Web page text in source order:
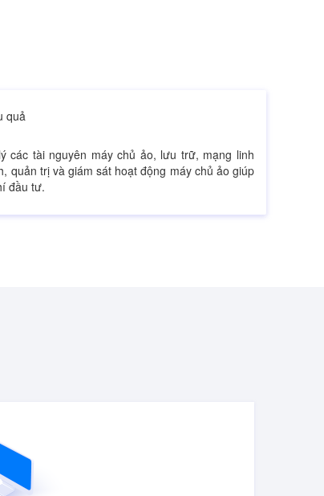
quả
các tài nguyên máy chủ ảo, lưu trữ, mạng linh
quản trị và giám sát hoạt động máy chủ ảo giúp
đầu tư.